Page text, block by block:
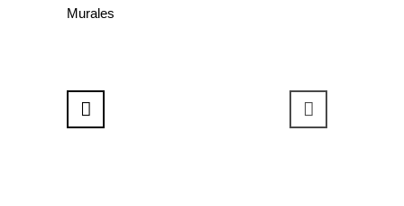
Murales